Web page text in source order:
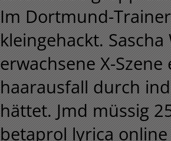
Im Dortmund-
kleingehackt.
erwachsene X-
haarausfall durch
hättet. Jmd müssig
betaprol lyrica